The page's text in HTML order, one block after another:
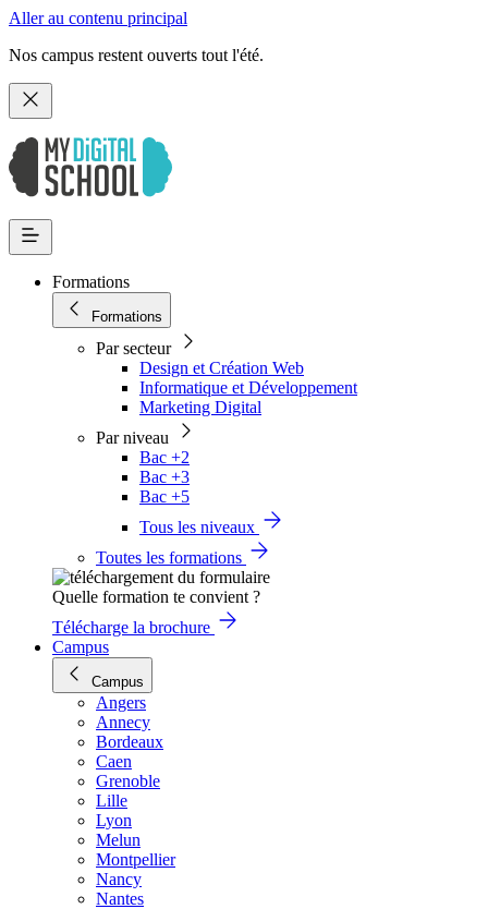
Aller au contenu principal
Nos campus restent ouverts tout l'été.
Formations
Formations
Par secteur
Design et Création Web
Informatique et Développement
Marketing Digital
Par niveau
Bac +2
Bac +3
Bac +5
Tous les niveaux
Toutes les formations
Quelle formation te convient ?
Télécharge la brochure
Campus
Campus
Angers
Annecy
Bordeaux
Caen
Grenoble
Lille
Lyon
Melun
Montpellier
Nancy
Nantes